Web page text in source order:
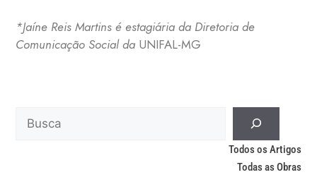
*Jaíne Reis Martins é estagiária da Diretoria de
Comunicação Social da UNIFAL-MG
Todos os Artigos
Todas as Obras